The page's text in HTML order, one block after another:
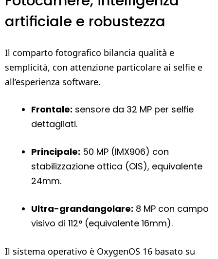
artificiale e robustezza
Il comparto fotografico bilancia qualità e
semplicità, con attenzione particolare ai selfie e
all’esperienza software.
Frontale: sensore da 32 MP per selfie
dettagliati.
Principale: 50 MP (IMX906) con
stabilizzazione ottica (OIS), equivalente
24mm.
Ultra-grandangolare: 8 MP con campo
visivo di 112° (equivalente 16mm).
Il sistema operativo è OxygenOS 16 basato su